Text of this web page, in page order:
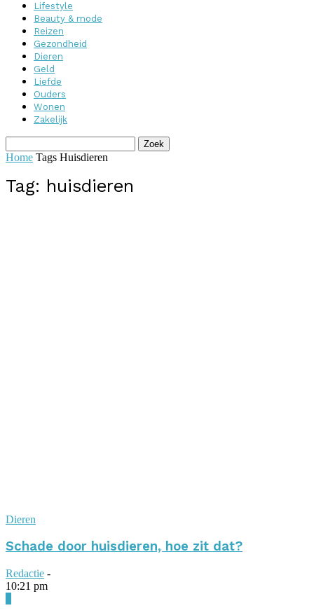
Lifestyle
Beauty & mode
Reizen
Gezondheid
Dieren
Geld
Liefde
Ouders
Wonen
Zakelijk
Home Tags Huisdieren
Tag: huisdieren
Dieren
Schade door huisdieren, hoe zit dat?
Redactie -
10:21 pm